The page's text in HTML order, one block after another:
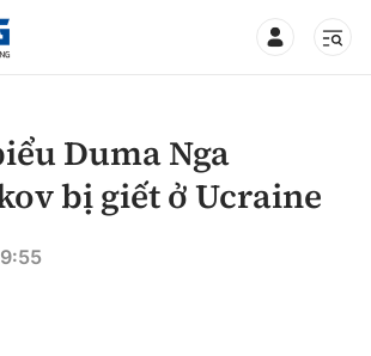
Duma Nga
bị giết ở Ucraine